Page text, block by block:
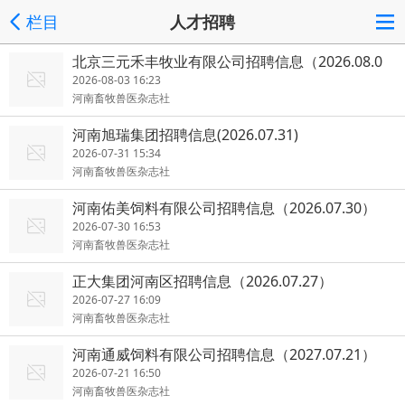
栏目 人才招聘
北京三元禾丰牧业有限公司招聘信息（2026.08.0
3）
2026-08-03 16:23
河南畜牧兽医杂志社
河南旭瑞集团招聘信息(2026.07.31)
2026-07-31 15:34
河南畜牧兽医杂志社
河南佑美饲料有限公司招聘信息（2026.07.30）
2026-07-30 16:53
河南畜牧兽医杂志社
正大集团河南区招聘信息（2026.07.27）
2026-07-27 16:09
河南畜牧兽医杂志社
河南通威饲料有限公司招聘信息（2027.07.21）
2026-07-21 16:50
河南畜牧兽医杂志社